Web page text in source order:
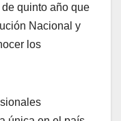
quinto año que
Nacional y
los